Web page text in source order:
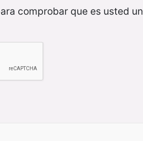
comprobar que es usted